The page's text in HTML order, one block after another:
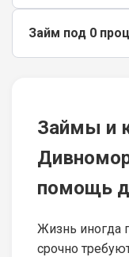
Займ под 0
Займы и
помощь
Жизнь иногда
срочно